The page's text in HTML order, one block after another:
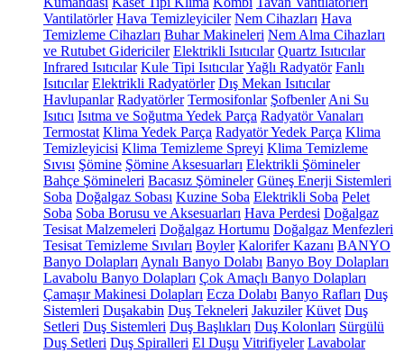
Vantilatörler Hava Temizleyiciler Nem Cihazları Hava
Temizleme Cihazları Buhar Makineleri Nem Alma Cihazları
ve Rutubet Gidericiler Elektrikli Isıtıcılar Quartz Isıtıcılar
Infrared Isıtıcılar Kule Tipi IsıtıcılarYağlı Radyatör Fanlı
Isıtıcılar Elektrikli Radyatörler Dış Mekan Isıtıcılar
Havlupanlar Radyatörler Termosifonlar Şofbenler Ani Su
Isıtıcı Isıtma ve Soğutma Yedek Parça Radyatör Vanaları
Termostat Klima Yedek Parça Radyatör Yedek Parça Klima
Temizleyicisi Klima Temizleme Spreyi Klima Temizleme
Sıvısı Şömine Şömine Aksesuarları Elektrikli Şömineler
Bahçe Şömineleri Bacasız Şömineler Güneş Enerji Sistemleri
Soba Doğalgaz Sobası Kuzine Soba Elektrikli Soba Pelet
Soba Soba Borusu ve Aksesuarları Hava Perdesi Doğalgaz
Tesisat Malzemeleri Doğalgaz Hortumu Doğalgaz Menfezleri
Tesisat Temizleme Sıvıları Boyler Kalorifer Kazanı BANYO
Banyo Dolapları Aynalı Banyo Dolabı Banyo Boy Dolapları
Lavabolu Banyo Dolapları Çok Amaçlı Banyo Dolapları
Çamaşır Makinesi Dolapları Ecza Dolabı Banyo Rafları Duş
Sistemleri Duşakabin Duş Tekneleri Jakuziler Küvet Duş
Setleri Duş Sistemleri Duş Başlıkları Duş Kolonları Sürgülü
Duş Setleri Duş Spiralleri El Duşu Vitrifiyeler Lavabolar